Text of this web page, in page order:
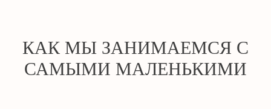
КАК МЫ ЗАНИМАЕМСЯ С
САМЫМИ МАЛЕНЬКИМИ